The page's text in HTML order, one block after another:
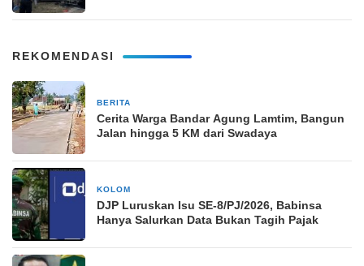
REKOMENDASI
BERITA
Cerita Warga Bandar Agung Lamtim, Bangun
Jalan hingga 5 KM dari Swadaya
KOLOM
DJP Luruskan Isu SE-8/PJ/2026, Babinsa
Hanya Salurkan Data Bukan Tagih Pajak